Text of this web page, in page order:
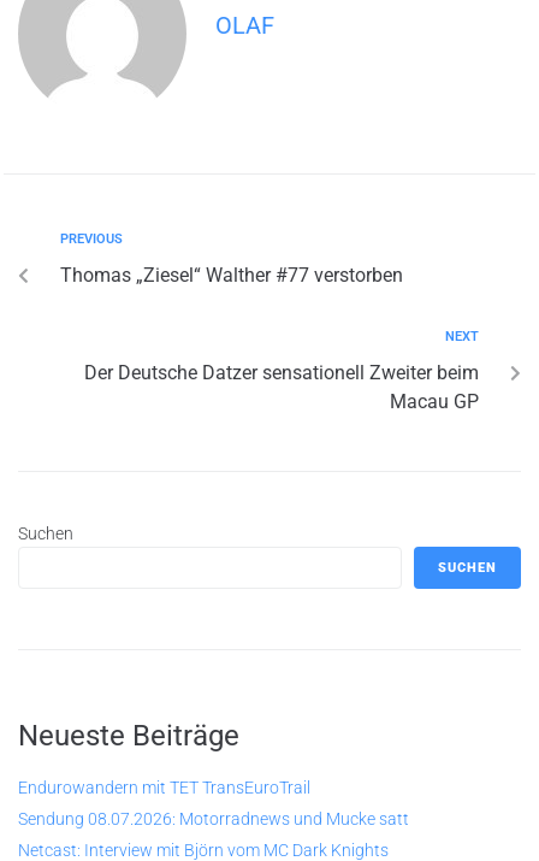
OLAF
PREVIOUS
Thomas „Ziesel“ Walther #77 verstorben
NEXT
Der Deutsche Datzer sensationell Zweiter beim
Macau GP
Suchen
SUCHEN
Neueste Beiträge
Endurowandern mit TET TransEuroTrail
Sendung 08.07.2026: Motorradnews und Mucke satt
Netcast: Interview mit Björn vom MC Dark Knights